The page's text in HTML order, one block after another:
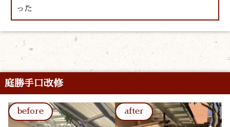
った
庭勝手口改修